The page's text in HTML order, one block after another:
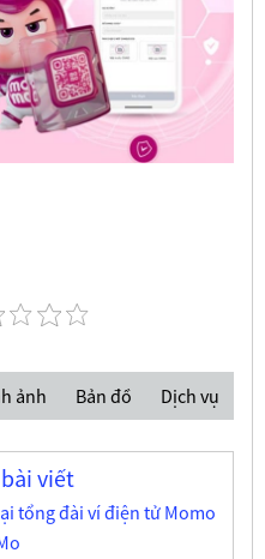
ảnh Bản đồ Dịch vụ
viết
tổng đài ví điện tử Momo